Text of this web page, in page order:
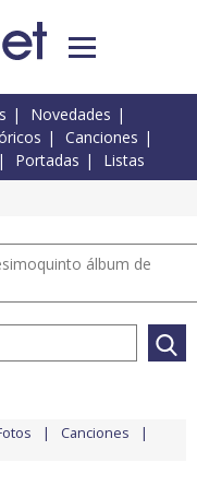
Novedades
Canciones
Portadas Listas
álbum de
Canciones